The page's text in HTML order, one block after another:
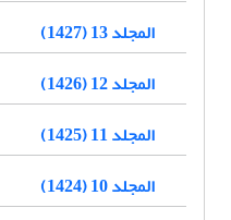
المجلد 13 (1427)
المجلد 12 (1426)
المجلد 11 (1425)
المجلد 10 (1424)